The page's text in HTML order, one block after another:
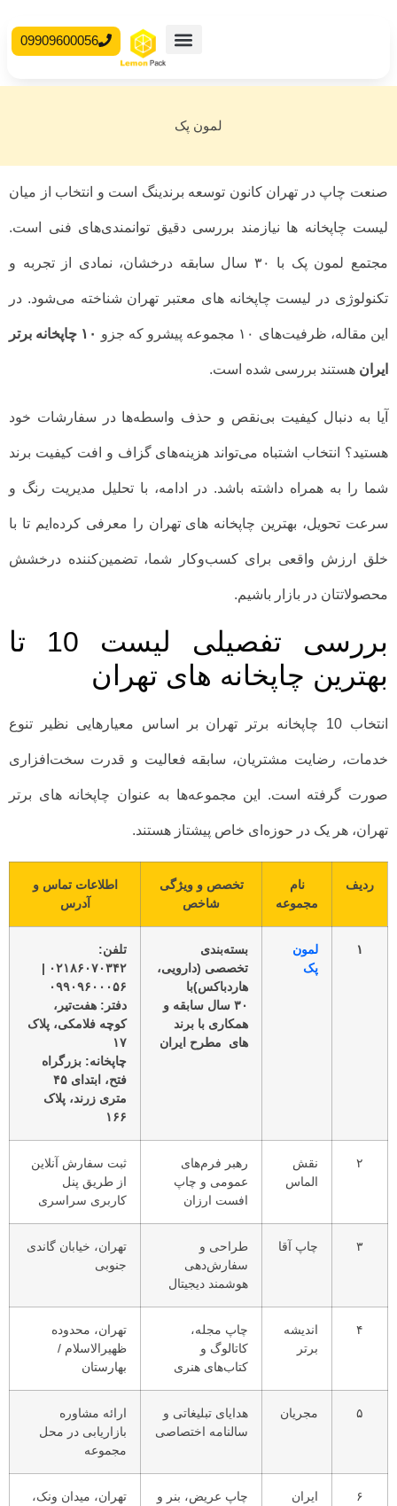
09909600056
لمون پک
صنعت چاپ در تهران کانون توسعه برندینگ است و انتخاب از میان
لیست چاپخانه ها نیازمند بررسی دقیق توانمندی‌های فنی است.
مجتمع لمون پک با ۳۰ سال سابقه درخشان، نمادی از تجربه و
تکنولوژی در لیست چاپخانه های معتبر تهران شناخته می‌شود. در
این مقاله، ظرفیت‌های ۱۰ مجموعه پیشرو که جزو ۱۰ چاپخانه برتر
ایران هستند بررسی شده است.
آیا به دنبال کیفیت بی‌نقص و حذف واسطه‌ها در سفارشات خود
هستید؟ انتخاب اشتباه می‌تواند هزینه‌های گزاف و افت کیفیت برند
شما را به همراه داشته باشد. در ادامه، با تحلیل مدیریت رنگ و
سرعت تحویل، بهترین چاپخانه های تهران را معرفی کرده‌ایم تا با
خلق ارزش واقعی برای کسب‌وکار شما، تضمین‌کننده درخشش
محصولاتتان در بازار باشیم.
بررسی تفصیلی لیست 10 تا
بهترین چاپخانه های تهران
انتخاب 10 چاپخانه برتر تهران بر اساس معیارهایی نظیر تنوع
خدمات، رضایت مشتریان، سابقه فعالیت و قدرت سخت‌افزاری
صورت گرفته است. این مجموعه‌ها به عنوان چاپخانه های برتر
تهران، هر یک در حوزه‌ای خاص پیشتاز هستند.
ردیف
نام
مجموعه
تخصص و ویژگی
شاخص
اطلاعات تماس و
آدرس
۱
لمون
پک
بسته‌بندی
تخصصی (دارویی،
هاردباکس)با
۳۰ سال سابقه و
همکاری با برند
های مطرح ایران
تلفن:
۰۲۱۸۶۰۷۰۳۴۲ |
۰۹۹۰۹۶۰۰۰۵۶
دفتر: هفت‌تیر،
کوچه فلامکی، پلاک
۱۷
چاپخانه: بزرگراه
فتح، ابتدای ۴۵
متری زرند، پلاک
۱۶۶
۲
نقش
الماس
رهبر فرم‌های
عمومی و چاپ
افست ارزان
ثبت سفارش آنلاین
از طریق پنل
کاربری سراسری
۳ چاپ آقا
طراحی و
سفارش‌دهی
هوشمند دیجیتال
تهران، خیابان گاندی
جنوبی
۴
اندیشه
برتر
چاپ مجله،
کاتالوگ و
کتاب‌های هنری
تهران، محدوده
ظهیرالاسلام /
بهارستان
۵ مجریان
هدایای تبلیغاتی و
سالنامه اختصاصی
ارائه مشاوره
بازاریابی در محل
مجموعه
۶
ایران
چاپ عریض، بنر و
تهران، میدان ونک،